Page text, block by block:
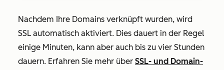
Nachdem Ihre Domains verknüpft wurden, wird
SSL automatisch aktiviert. Dies dauert in der Regel
einige Minuten, kann aber auch bis zu vier Stunden
dauern. Erfahren Sie mehr über SSL- und Domain-